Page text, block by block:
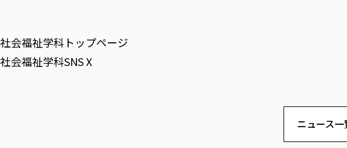
社会福祉学科トップページ
社会福祉学科SNS X
ニュース一